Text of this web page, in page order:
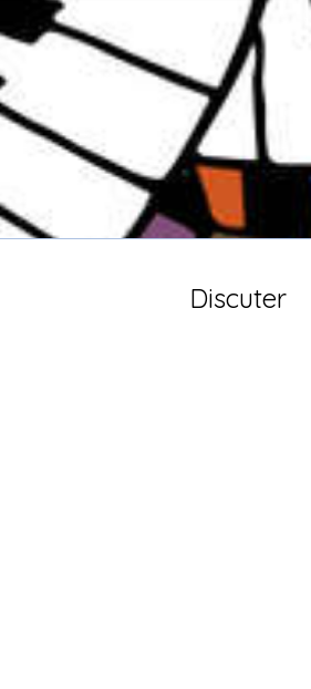
Discuter
un service artiste;
entre voisins
mes services
artiste spectacle.
une annonce